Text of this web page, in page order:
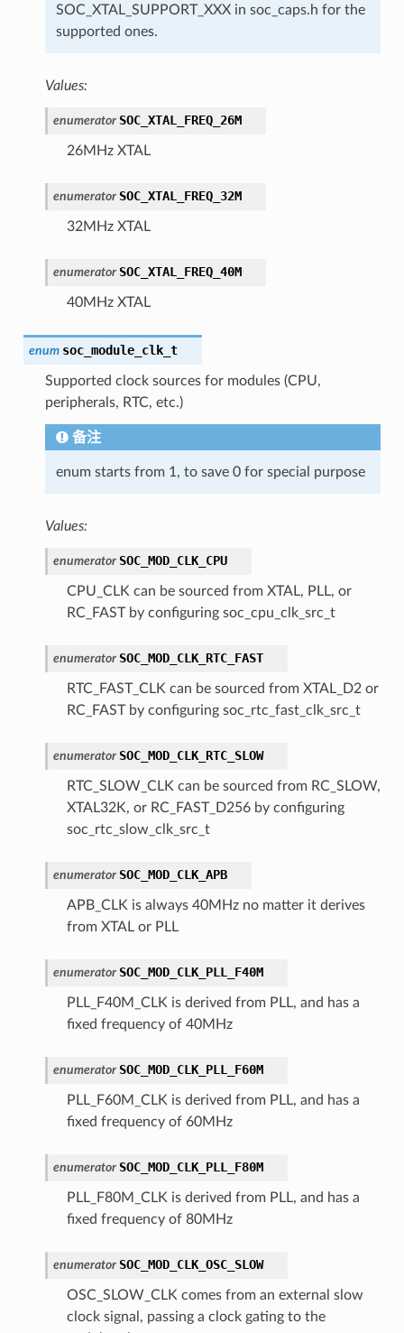
SOC_XTAL_SUPPORT_XXX in soc_caps.h for the
supported ones.
Values:
enumerator SOC_XTAL_FREQ_26M
26MHz XTAL
enumerator SOC_XTAL_FREQ_32M
32MHz XTAL
enumerator SOC_XTAL_FREQ_40M
40MHz XTAL
enum soc_module_clk_t
Supported clock sources for modules (CPU,
peripherals, RTC, etc.)
备注
enum starts from 1, to save 0 for special purpose
Values:
enumerator SOC_MOD_CLK_CPU
CPU_CLK can be sourced from XTAL, PLL, or
RC_FAST by configuring soc_cpu_clk_src_t
enumerator SOC_MOD_CLK_RTC_FAST
RTC_FAST_CLK can be sourced from XTAL_D2 or
RC_FAST by configuring soc_rtc_fast_clk_src_t
enumerator SOC_MOD_CLK_RTC_SLOW
RTC_SLOW_CLK can be sourced from RC_SLOW,
XTAL32K, or RC_FAST_D256 by configuring
soc_rtc_slow_clk_src_t
enumerator SOC_MOD_CLK_APB
APB_CLK is always 40MHz no matter it derives
from XTAL or PLL
enumerator SOC_MOD_CLK_PLL_F40M
PLL_F40M_CLK is derived from PLL, and has a
fixed frequency of 40MHz
enumerator SOC_MOD_CLK_PLL_F60M
PLL_F60M_CLK is derived from PLL, and has a
fixed frequency of 60MHz
enumerator SOC_MOD_CLK_PLL_F80M
PLL_F80M_CLK is derived from PLL, and has a
fixed frequency of 80MHz
enumerator SOC_MOD_CLK_OSC_SLOW
OSC_SLOW_CLK comes from an external slow
clock signal, passing a clock gating to the